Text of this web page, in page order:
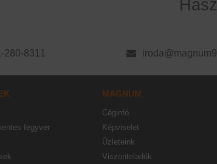
280-8311
fegyver
MAGNUM
Céginfó
Képviselet
Üzleteink
Viszonteladók